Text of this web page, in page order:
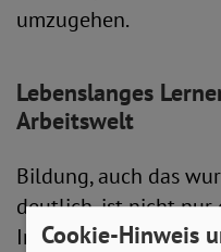
umzugehen.
Lebenslanges
Arbeitswelt
Bildung, auch das
deutlich, ist nicht nur
In einer sich rasant
Cookie-Hinweis